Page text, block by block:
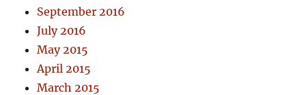
September 2016
July 2016
May 2015
April 2015
March 2015